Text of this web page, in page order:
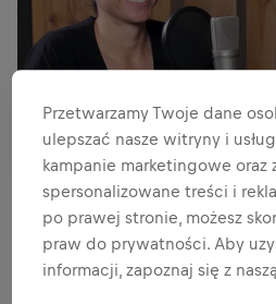
Po dwóch latach przerwy Asia
Przetwarzamy Twoje dane
ulepszać nasze witryny i
kampanie marketingowe oraz
spersonalizowane treści i
po prawej stronie, możesz
praw do prywatności. Aby
informacji, zapoznaj się z